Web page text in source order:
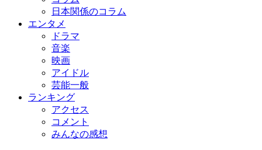
日本関係のコラム
エンタメ
ドラマ
音楽
映画
アイドル
芸能一般
ランキング
アクセス
コメント
みんなの感想